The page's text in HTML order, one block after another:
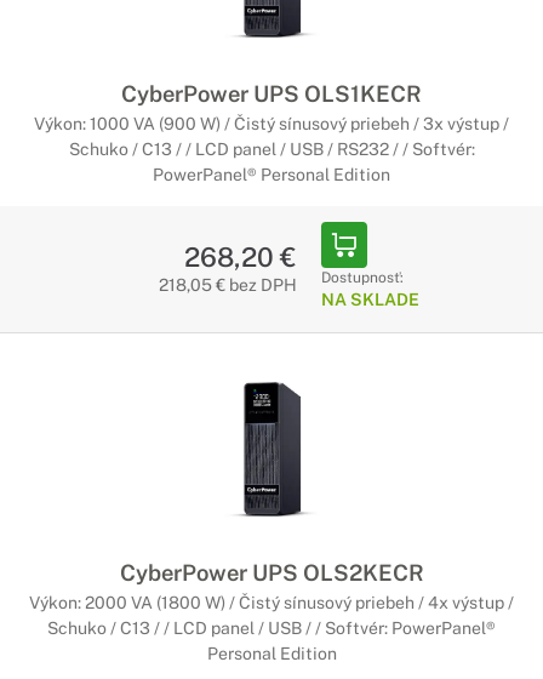
CyberPower UPS OLS1KECR
Výkon: 1000 VA (900 W) / Čistý sínusový priebeh / 3x výstup /
Schuko / C13 / / LCD panel / USB / RS232 / / Softvér:
PowerPanel® Personal Edition
268,20 €
218,05 € bez DPH Dostupnosť:
NA SKLADE
CyberPower UPS OLS2KECR
Výkon: 2000 VA (1800 W) / Čistý sínusový priebeh / 4x výstup /
Schuko / C13 / / LCD panel / USB / / Softvér: PowerPanel®
Personal Edition